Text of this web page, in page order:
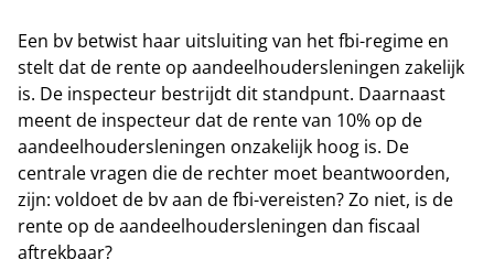
Een bv betwist haar uitsluiting van het fbi-regime en
stelt dat de rente op aandeelhoudersleningen zakelijk
is. De inspecteur bestrijdt dit standpunt. Daarnaast
meent de inspecteur dat de rente van 10% op de
aandeelhoudersleningen onzakelijk hoog is. De
centrale vragen die de rechter moet beantwoorden,
zijn: voldoet de bv aan de fbi-vereisten? Zo niet, is de
rente op de aandeelhoudersleningen dan fiscaal
aftrekbaar?